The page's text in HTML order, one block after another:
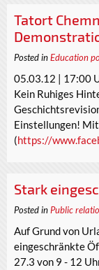
Tatort
Posted inEducation
05.03.12 | 17:00
Kein Ruhiges
Einstellungen!
(https://
Stark
Posted in Public
Auf Grund von
eingeschränkte
27.3 von 9 - 12